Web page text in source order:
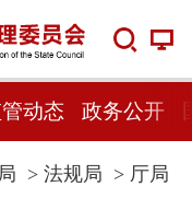
动态 政务公开
> 法规局 > 厅局